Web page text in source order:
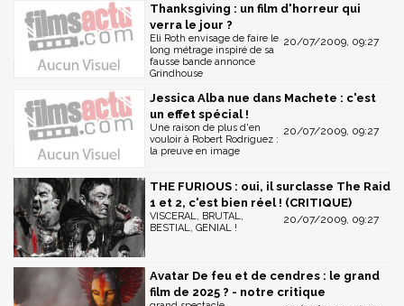
Thanksgiving : un film d'horreur qui
verra le jour ?
20/07/2009, 09:27
Eli Roth envisage de faire le
long métrage inspiré de sa
fausse bande annonce
Grindhouse
Jessica Alba nue dans Machete : c'est
un effet spécial !
20/07/2009, 09:27
Une raison de plus d'en
vouloir à Robert Rodriguez :
la preuve en image
THE FURIOUS : oui, il surclasse The Raid
1 et 2, c'est bien réel ! (CRITIQUE)
20/07/2009, 09:27
VISCERAL, BRUTAL,
BESTIAL, GENIAL !
Avatar De feu et de cendres : le grand
film de 2025 ? - notre critique